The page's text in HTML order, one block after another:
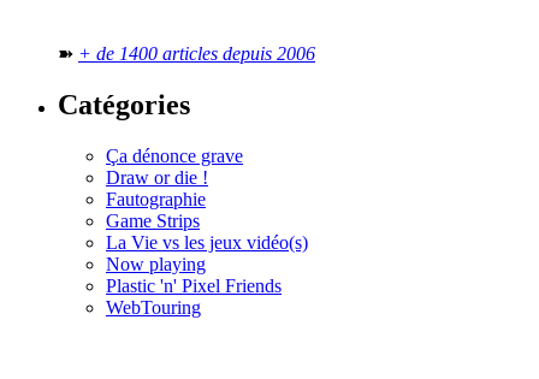
➽ + de 1400 articles depuis 2006
Catégories
Ça dénonce grave
Draw or die !
Fautographie
Game Strips
La Vie vs les jeux vidéo(s)
Now playing
Plastic 'n' Pixel Friends
WebTouring